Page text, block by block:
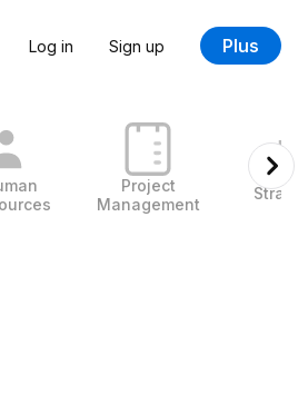
Log in Sign up Plus
Project
Management